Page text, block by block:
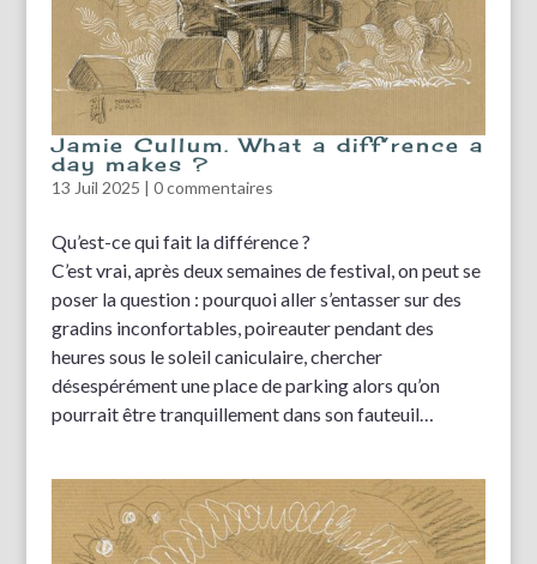
Jamie Cullum. What a diff’rence a
day makes ?
13 Juil 2025 | 0 commentaires
Qu’est-ce qui fait la différence ?
C’est vrai, après deux semaines de festival, on peut se
poser la question : pourquoi aller s’entasser sur des
gradins inconfortables, poireauter pendant des
heures sous le soleil caniculaire, chercher
désespérément une place de parking alors qu’on
pourrait être tranquillement dans son fauteuil…